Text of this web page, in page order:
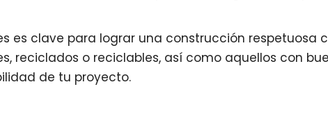
es clave para lograr una construcción
reciclados o reciclables, así como aquellos con
de tu proyecto.